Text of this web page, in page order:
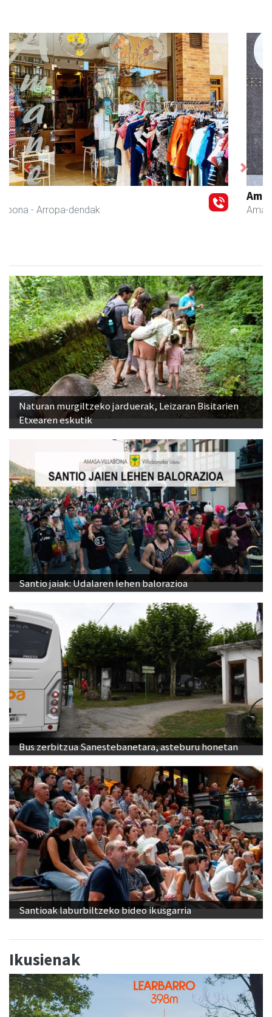
Amasa-Villabona - Gozotegiak
Previous Next
Naturan murgiltzeko jarduerak, Leizaran Bisitarien
Etxearen eskutik
Santio jaiak: Udalaren lehen balorazioa
Bus zerbitzua Sanestebanetara, asteburu honetan
Santioak laburbiltzeko bideo ikusgarria
Ikusienak